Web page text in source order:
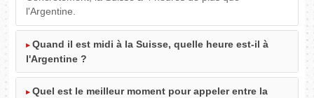
l'Argentine.
Quand il est midi à la Suisse, quelle heure est-il à
l'Argentine ?
Quel est le meilleur moment pour appeler entre la